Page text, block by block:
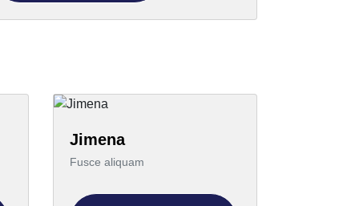
Jimena
Fusce aliquam